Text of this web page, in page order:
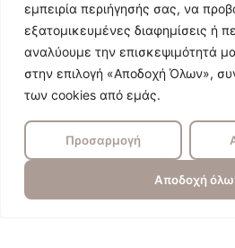
εμπειρία περιήγησής σας, να
εξατομικευμένες διαφημίσεις ή
αναλύουμε την επισκεψιμότητά
στην επιλογή «Αποδοχή Όλων»,
των cookies από εμάς.
Προσαρμογή
Αποδοχή